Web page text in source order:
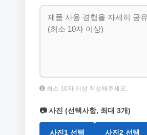
최소 10자 이상 작성해주세요.
📷 사진 (선택사항, 최대 3개)
사진1 선택 사진2 선택